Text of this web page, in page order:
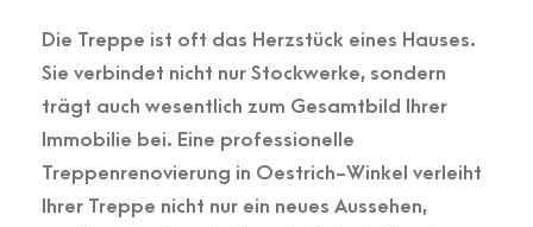
Die Treppe ist oft das Herzstück eines Hauses.
Sie verbindet nicht nur Stockwerke, sondern
trägt auch wesentlich zum Gesamtbild Ihrer
Immobilie bei. Eine professionelle
Treppenrenovierung in Oestrich-Winkel verleiht
Ihrer Treppe nicht nur ein neues Aussehen,